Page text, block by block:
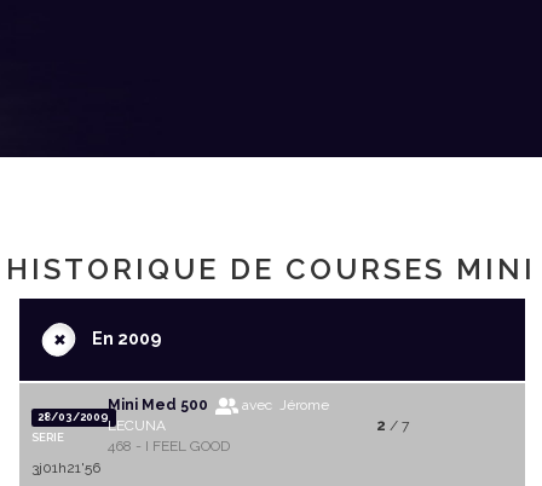
HISTORIQUE DE COURSES MINI
+En 2009
28/03/2009
SERIE
Mini Med 500
avec Jérome
LECUNA
468 - I FEEL GOOD
2 / 7
3j01h21'56